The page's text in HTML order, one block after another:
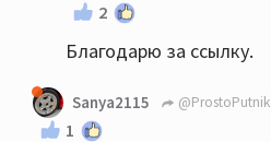
2
Благодарю за ссылку.
Sanya2115 @ProstoPutnik
1